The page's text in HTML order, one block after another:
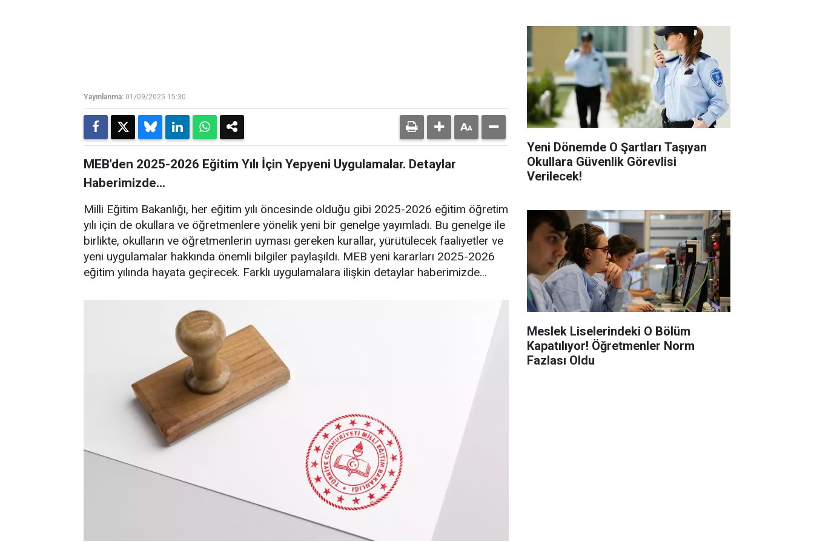
Yayınlanma: 01/09/2025 15:30
MEB'den 2025-2026 Eğitim Yılı İçin Yepyeni Uygulamalar. Detaylar
Haberimizde...
Milli Eğitim Bakanlığı, her eğitim yılı öncesinde olduğu gibi 2025-2026 eğitim öğretim
yılı için de okullara ve öğretmenlere yönelik yeni bir genelge yayımladı. Bu genelge ile
birlikte, okulların ve öğretmenlerin uyması gereken kurallar, yürütülecek faaliyetler ve
yeni uygulamalar hakkında önemli bilgiler paylaşıldı. MEB yeni kararları 2025-2026
eğitim yılında hayata geçirecek. Farklı uygulamalara ilişkin detaylar haberimizde...
Yeni Dönemde O Şartları Taşıyan
Okullara Güvenlik Görevlisi
Verilecek!
Meslek Liselerindeki O Bölüm
Kapatılıyor! Öğretmenler Norm
Fazlası Oldu